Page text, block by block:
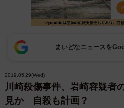
まいどなニュースを
2019.05.29(Wed)
川崎殺傷事件、岩崎容疑者
見か 自殺も計画？